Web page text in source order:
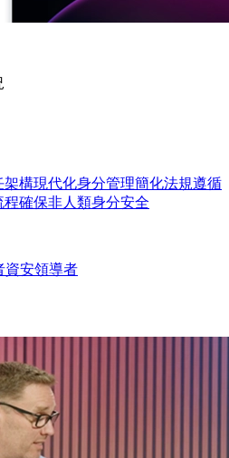
架構現代化身分管理簡化法規遵循
程確保非人類身分安全
資安領導者